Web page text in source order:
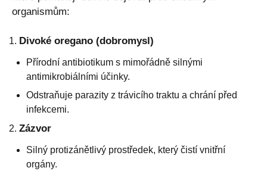
organismům:
Divoké oregano (dobromysl)
Přírodní antibiotikum s mimořádně silnými
antimikrobiálními účinky.
Odstraňuje parazity z trávicího traktu a chrání před
infekcemi.
Zázvor
Silný protizánětlivý prostředek, který čistí vnitřní
orgány.